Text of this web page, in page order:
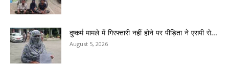
दुष्कर्म मामले में गिरफ्तारी नहीं होने पर पीड़िता ने एसपी से...
August 5, 2026